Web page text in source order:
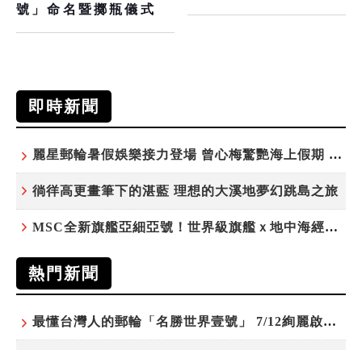
號」命名暨擲瓶儀式
即時新聞
麗星郵輪暑假娛樂接力登場 曾心梅驚艷海上假期 康康、紀曉君領銜演出
徜徉高更畫筆下的湛藍 理想的大溪地夢幻跳島之旅
MSC全新旗艦亞細亞號！世界級旗艦ｘ地中海經典 最值得期待的歐洲遊輪之旅
熱門新聞
最懂台灣人的郵輪「名勝世界壹號」 7/12絢麗啟航 分齡娛樂夜未央